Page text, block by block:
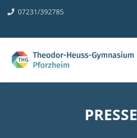
07231/392785
PRESSE